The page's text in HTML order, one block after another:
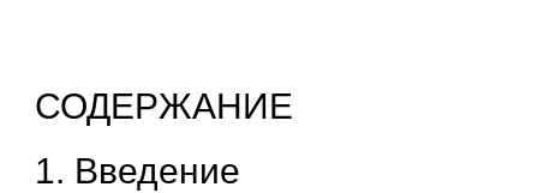
СОДЕРЖАНИЕ
1. Введение